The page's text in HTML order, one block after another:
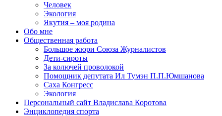
Человек
Экология
Якутия – моя родина
Обо мне
Общественная работа
Большое жюри Союза Журналистов
Дети-сироты
За колючей проволокой
Помощник депутата Ил Тумэн П.П.Юмшанова
Саха Конгресс
Экология
Персональный сайт Владислава Коротова
Энциклопедия спорта